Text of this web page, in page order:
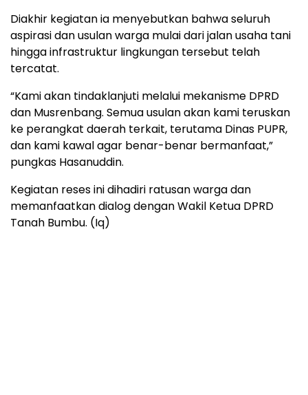
Diakhir kegiatan ia menyebutkan bahwa seluruh
aspirasi dan usulan warga mulai dari jalan usaha tani
hingga infrastruktur lingkungan tersebut telah
tercatat.
“Kami akan tindaklanjuti melalui mekanisme DPRD
dan Musrenbang. Semua usulan akan kami teruskan
ke perangkat daerah terkait, terutama Dinas PUPR,
dan kami kawal agar benar-benar bermanfaat,”
pungkas Hasanuddin.
Kegiatan reses ini dihadiri ratusan warga dan
memanfaatkan dialog dengan Wakil Ketua DPRD
Tanah Bumbu. (Iq)